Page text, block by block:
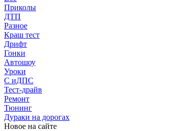
Приколы
ДТП
Разное
Краш тест
Дрифт
Гонки
Автошоу
Уроки
С иДПС
Тест-драйв
Ремонт
Тюнинг
Дураки на дорогах
Новое на сайте